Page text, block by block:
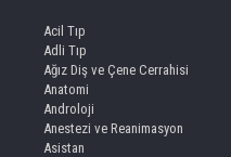
Acil Tıp
Adli Tıp
Ağız Diş ve Çene Cerrahisi
Anatomi
Androloji
Anestezi ve Reanimasyon
Asistan